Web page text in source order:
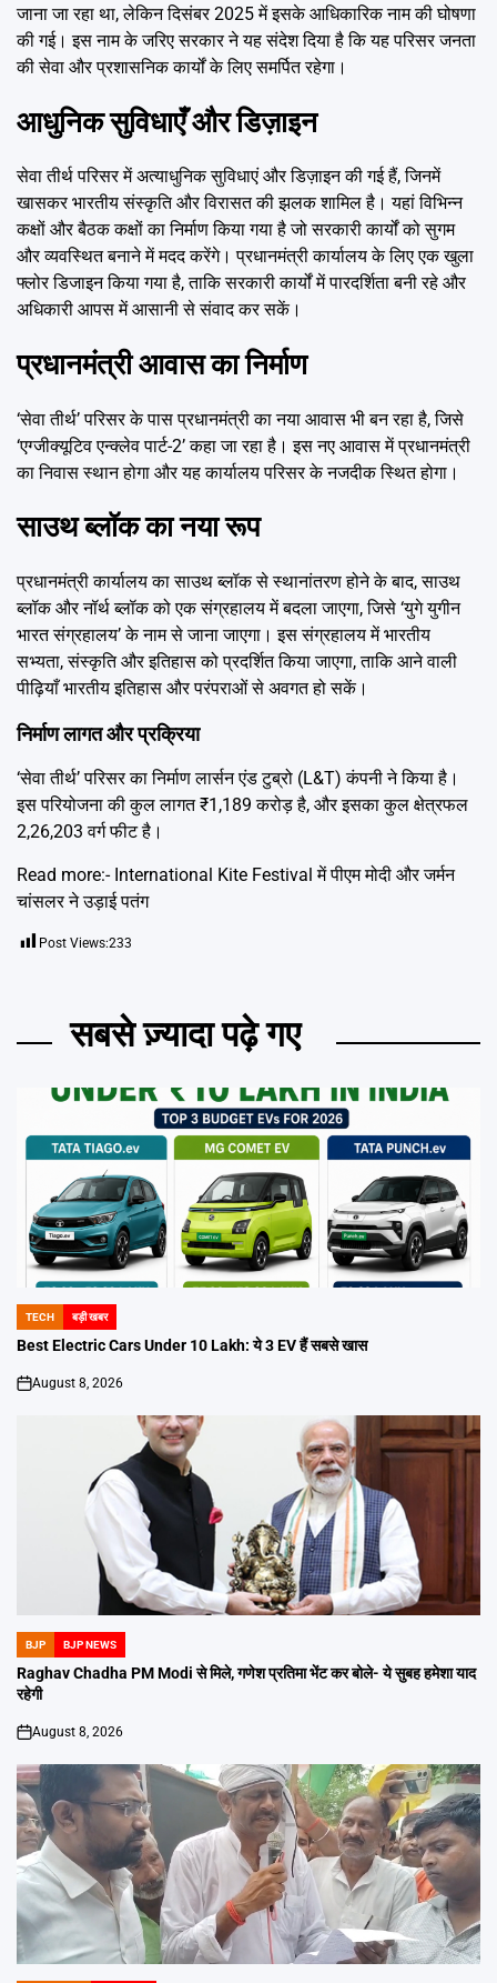
जाना जा रहा था, लेकिन दिसंबर 2025 में इसके आधिकारिक नाम की घोषणा
की गई। इस नाम के जरिए सरकार ने यह संदेश दिया है कि यह परिसर जनता
की सेवा और प्रशासनिक कार्यों के लिए समर्पित रहेगा।
आधुनिक सुविधाएँ और डिज़ाइन
सेवा तीर्थ परिसर में अत्याधुनिक सुविधाएं और डिज़ाइन की गई हैं, जिनमें
खासकर भारतीय संस्कृति और विरासत की झलक शामिल है। यहां विभिन्न
कक्षों और बैठक कक्षों का निर्माण किया गया है जो सरकारी कार्यों को सुगम
और व्यवस्थित बनाने में मदद करेंगे। प्रधानमंत्री कार्यालय के लिए एक खुला
फ्लोर डिजाइन किया गया है, ताकि सरकारी कार्यों में पारदर्शिता बनी रहे और
अधिकारी आपस में आसानी से संवाद कर सकें।
प्रधानमंत्री आवास का निर्माण
‘सेवा तीर्थ’ परिसर के पास प्रधानमंत्री का नया आवास भी बन रहा है, जिसे
‘एग्जीक्यूटिव एन्क्लेव पार्ट-2’ कहा जा रहा है। इस नए आवास में प्रधानमंत्री
का निवास स्थान होगा और यह कार्यालय परिसर के नजदीक स्थित होगा।
साउथ ब्लॉक का नया रूप
प्रधानमंत्री कार्यालय का साउथ ब्लॉक से स्थानांतरण होने के बाद, साउथ
ब्लॉक और नॉर्थ ब्लॉक को एक संग्रहालय में बदला जाएगा, जिसे ‘युगे युगीन
भारत संग्रहालय’ के नाम से जाना जाएगा। इस संग्रहालय में भारतीय
सभ्यता, संस्कृति और इतिहास को प्रदर्शित किया जाएगा, ताकि आने वाली
पीढ़ियाँ भारतीय इतिहास और परंपराओं से अवगत हो सकें।
निर्माण लागत और प्रक्रिया
‘सेवा तीर्थ’ परिसर का निर्माण लार्सन एंड टुब्रो (L&T) कंपनी ने किया है।
इस परियोजना की कुल लागत ₹1,189 करोड़ है, और इसका कुल क्षेत्रफल
2,26,203 वर्ग फीट है।
Read more:- International Kite Festival में पीएम मोदी और जर्मन
चांसलर ने उड़ाई पतंग
Post Views:233
सबसे ज़्यादा पढ़े गए
POSTED
IN
TECH बड़ी खबर
Best Electric Cars Under 10 Lakh: ये 3 EV हैं सबसे खास
on
August 8, 2026
POSTED
IN
BJP BJP NEWS
Raghav Chadha PM Modi से मिले, गणेश प्रतिमा भेंट कर बोले- ये सुबह हमेशा याद
रहेगी
on
August 8, 2026